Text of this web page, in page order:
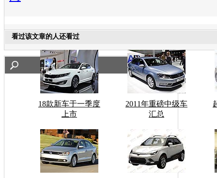
看过该文章的人还看过
18款新车于一季度
上市
2011年重磅中级车
汇总